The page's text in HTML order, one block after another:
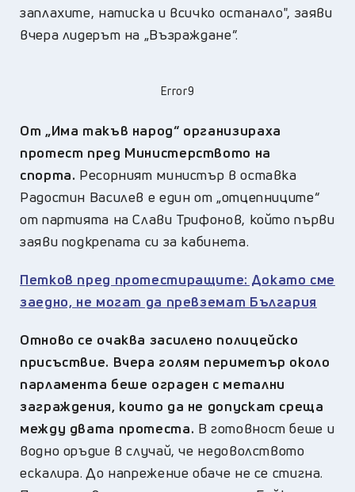
заплахите, натиска и всичко останало", заяви
вчера лидерът на „Възраждане”.
Error9
От „Има такъв народ“ организираха
протест пред Министерството на
спорта. Ресорният министър в оставка
Радостин Василев е един от „отцепниците“
от партията на Слави Трифонов, който първи
заяви подкрепата си за кабинета.
Петков пред протестиращите: Докато сме
заедно, не могат да превземат България
Отново се очаква засилено полицейско
присъствие. Вчера голям периметър около
парламента беше ограден с метални
заграждения, които да не допускат среща
между двата протеста. В готовност беше и
водно оръдие в случай, че недоволството
ескалира. До напрежение обаче не се стигна.